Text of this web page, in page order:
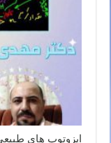
ایزوتوپ های